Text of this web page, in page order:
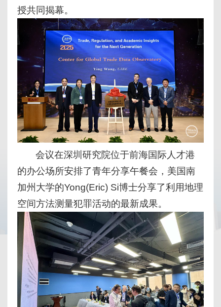
授共同揭幕。
会议在深圳研究院位于前海国际人才港
的办公场所安排了青年分享午餐会，美国南
加州大学的Yong(Eric) Si博士分享了利用地理
空间方法测量犯罪活动的最新成果。